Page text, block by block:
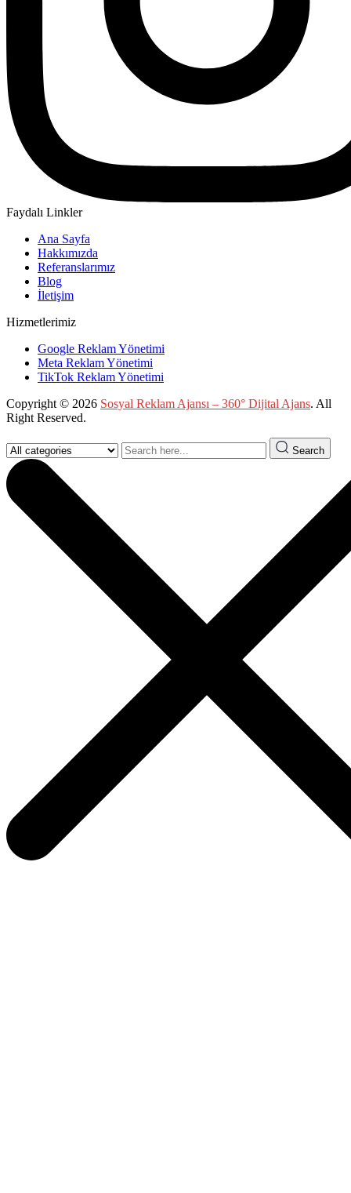
Faydalı Linkler
Ana Sayfa
Hakkımızda
Referanslarımız
Blog
İletişim
Hizmetlerimiz
Google Reklam Yönetimi
Meta Reklam Yönetimi
TikTok Reklam Yönetimi
Copyright © 2026 Sosyal Reklam Ajansı – 360° Dijital Ajans. All
Right Reserved.
Search